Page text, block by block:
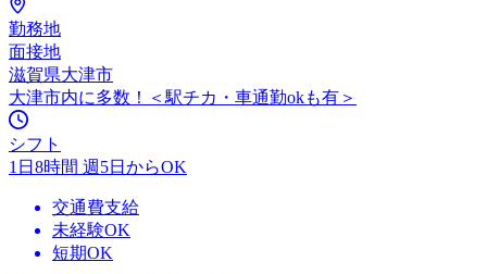
勤務地
面接地
滋賀県大津市
大津市内に多数！＜駅チカ・車通勤okも有＞
シフト
1日8時間 週5日からOK
交通費支給
未経験OK
短期OK